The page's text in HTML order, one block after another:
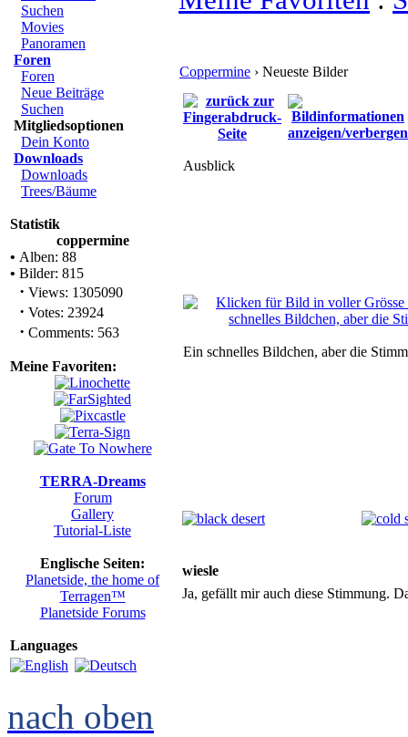
Suchen
Movies
Panoramen
Foren
Foren
Neue Beiträge
Suchen
Mitgliedsoptionen
Dein Konto
Downloads
Downloads
Trees/Bäume
Statistik
coppermine
• Alben: 88
• Bilder: 815
· Views: 1305090
· Votes: 23924
· Comments: 563
Meine Favoriten:
TERRA-Dreams
Forum
Gallery
Tutorial-Liste
Englische Seiten:
Planetside, the home of
Terragen™
Planetside Forums
Languages
Coppermine › Neueste Bilder
Ausblick
Ein schnelles Bildchen, aber die
wiesle
Ja, gefällt mir auch diese Stimmung.
nach oben